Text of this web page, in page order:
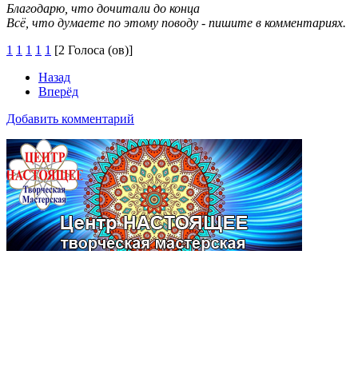
Благодарю, что дочитали до конца
Всё, что думаете по этому поводу - пишите в комментариях.
1 1 1 1 1 [2 Голоса (ов)]
Назад
Вперёд
Добавить комментарий